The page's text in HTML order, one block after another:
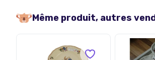
Même produit, autres